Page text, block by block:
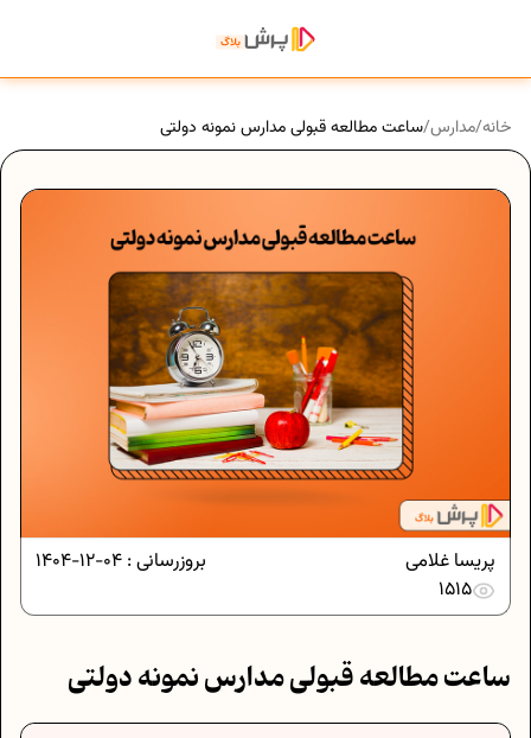
خانه/مدارس/ساعت مطالعه قبولی مدارس نمونه دولتی
بروزرسانی : 04-12-1404
پریسا غلامی
1515
ساعت مطالعه قبولی مدارس نمونه دولتی